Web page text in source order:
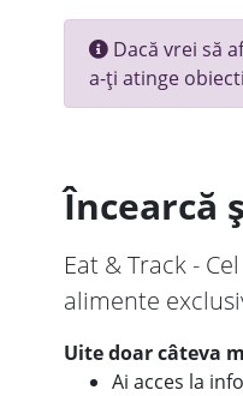
Dacă vrei să
a-ți atinge
Încearcă
Eat & Track -
alimente
Uite doar câteva
Ai acces la